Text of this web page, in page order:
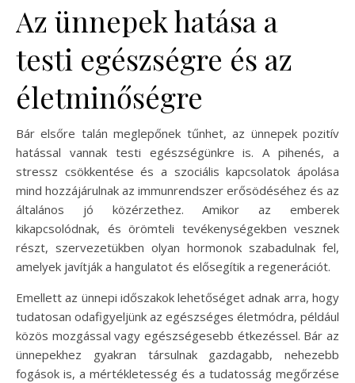
Az ünnepek hatása a
testi egészségre és az
életminőségre
Bár elsőre talán meglepőnek tűnhet, az ünnepek pozitív
hatással vannak testi egészségünkre is. A pihenés, a
stressz csökkentése és a szociális kapcsolatok ápolása
mind hozzájárulnak az immunrendszer erősödéséhez és az
általános jó közérzethez. Amikor az emberek
kikapcsolódnak, és örömteli tevékenységekben vesznek
részt, szervezetükben olyan hormonok szabadulnak fel,
amelyek javítják a hangulatot és elősegítik a regenerációt.
Emellett az ünnepi időszakok lehetőséget adnak arra, hogy
tudatosan odafigyeljünk az egészséges életmódra, például
közös mozgással vagy egészségesebb étkezéssel. Bár az
ünnepekhez gyakran társulnak gazdagabb, nehezebb
fogások is, a mértékletesség és a tudatosság megőrzése